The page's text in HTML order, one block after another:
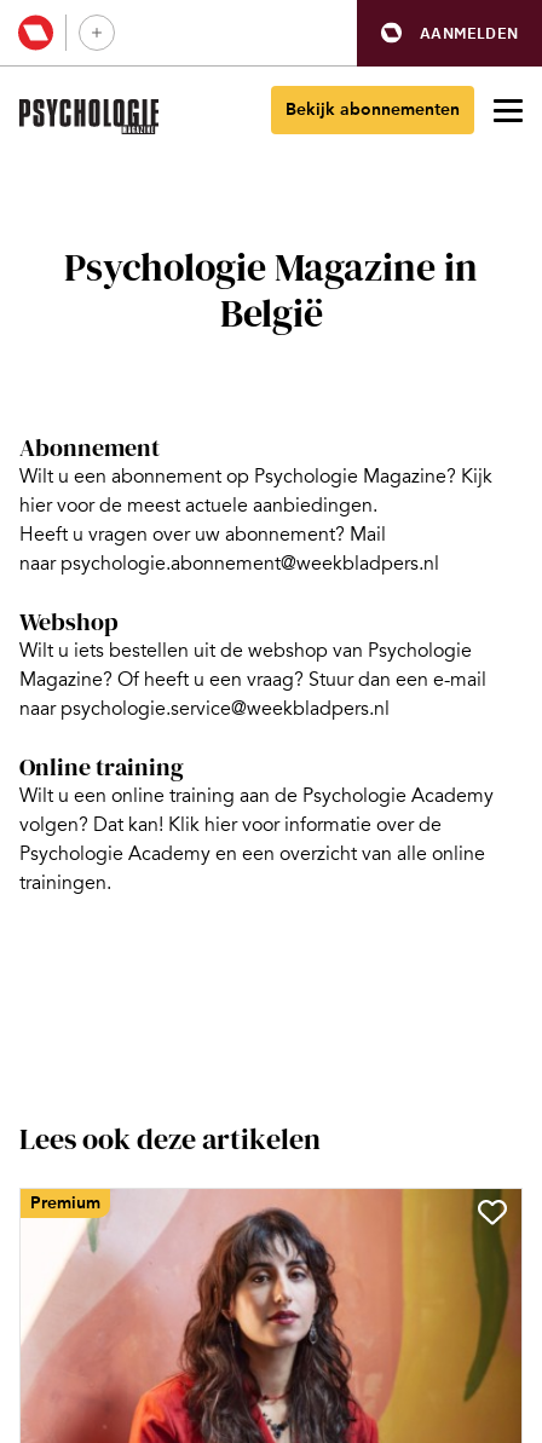
AANMELDEN
Bekijk abonnementen
Psychologie Magazine in
België
Abonnement
Wilt u een abonnement op Psychologie Magazine? Kijk
hier voor de meest actuele aanbiedingen.
Heeft u vragen over uw abonnement? Mail
naar psychologie.abonnement@weekbladpers.nl
Webshop
Wilt u iets bestellen uit de webshop van Psychologie
Magazine? Of heeft u een vraag? Stuur dan een e-mail
naar psychologie.service@weekbladpers.nl
Online training
Wilt u een online training aan de Psychologie Academy
volgen? Dat kan! Klik hiervoor informatie over de
Psychologie Academy en een overzicht van alle online
trainingen.
Lees ook deze artikelen
Premium